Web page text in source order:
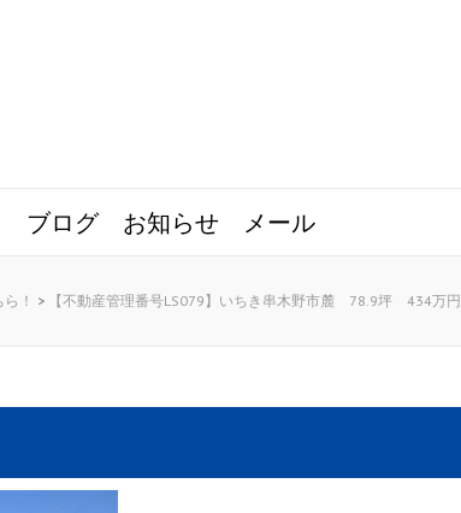
ブログ お知らせ メール
！ > 【不動産管理番号LS079】いちき串木野市麓 78.9坪 434万円